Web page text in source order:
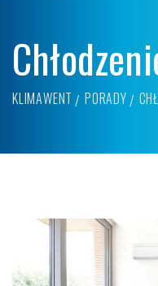
KLIMAWENT PORADY